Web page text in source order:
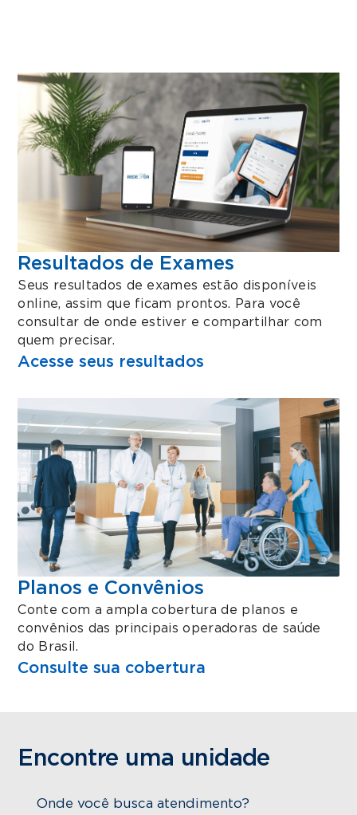
Resultados de Exames
Seus resultados de exames estão disponíveis
online, assim que ficam prontos. Para você
consultar de onde estiver e compartilhar com
quem precisar.
Acesse seus resultados
Planos e Convênios
Conte com a ampla cobertura de planos e
convênios das principais operadoras de saúde
do Brasil.
Consulte sua cobertura
Encontre uma unidade
Onde você busca atendimento?